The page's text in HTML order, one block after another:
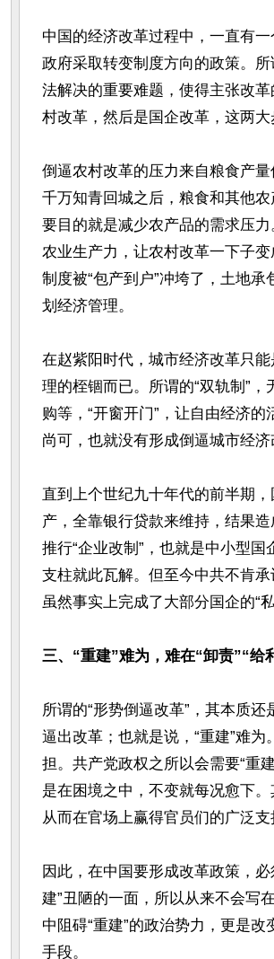
中国的经济改革过程中，一直有
政府采取转变制度方向的政策。
法解决的重要难题，使得主张改
村改革，然后是国企改革，这两大
倒逼农村改革的压力来自粮食产
千万知青回城之后，粮食和其他
要目的就是减少农产品的需求压
农业生产力，让农村改革一下子
制度被“包产到户”冲垮了，土地
划经济管理。
在赵紫阳时代，城市经济改革只
理的桎锢而已。所谓的“双轨制”
购等，“开窗开门”，让自由经济
尚可，也就没有形成倒逼城市经济
直到上个世纪九十年代的前半期
产，全靠银行贷款来维持，结果
推行“企业改制”，也就是中小型
支柱就此瓦解。但至今中共不肯承
虽然事实上完成了大部分国企的“
三、“重建”难为，难在“卸责”“给
所谓的“形势倒逼改革”，其本质还
逼出改革；也就是说，“重建”难
担。共产党政权之所以会需要“重
是在困境之中，不变就每况愈下
从而在官场上赢得官员们的广泛
因此，在中国要形成改革政策，必
建”丑陋的一面，所以从来不会写
中阻碍“重建”的政治势力，更是
手段。